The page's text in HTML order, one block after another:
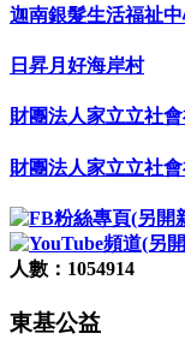
迦南銀髮生活福祉
日昇月好海岸村
財團法人家立立社
財團法人家立立社
人數：1054914
東基公益